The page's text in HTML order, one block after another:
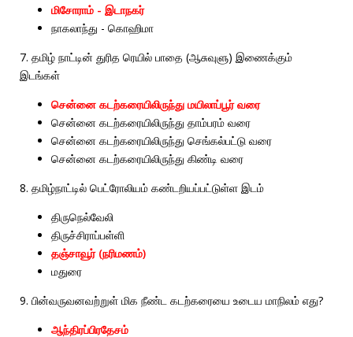
மிசோராம் - இடாநகர்
நாகலாந்து - கொஹிமா
7. தமிழ் நாட்டின் துரித ரெயில் பாதை (ஆசுவுளு) இணைக்கும்
இடங்கள்
சென்னை கடற்கரையிலிருந்து மயிலாப்பூர் வரை
சென்னை கடற்கரையிலிருந்து தாம்பரம் வரை
சென்னை கடற்கரையிலிருந்து செங்கல்பட்டு வரை
சென்னை கடற்கரையிலிருந்து கிண்டி வரை
8. தமிழ்நாட்டில் பெட்ரோலியம் கண்டறியப்பட்டுள்ள இடம்
திருநெல்வேலி
திருச்சிராப்பள்ளி
தஞ்சாவூர்(நரிமணம்)
மதுரை
9. பின்வருவனவற்றுள் மிக நீண்ட கடற்கரையை உடைய மாநிலம் எது?
ஆந்திரப்பிரதேசம்